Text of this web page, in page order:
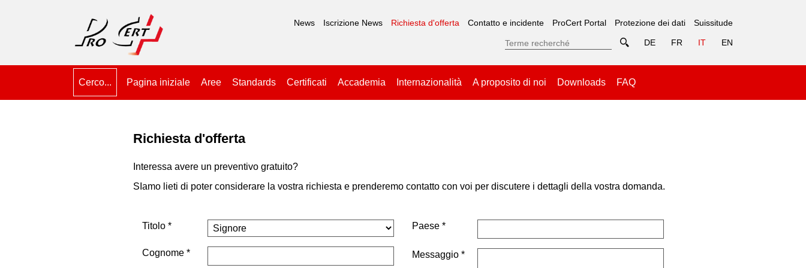
News Iscrizione News Richiesta d'offerta Contatto e incidente ProCert Portal Protezione dei dati Suissitude
DE FR IT EN
Cerco... Pagina iniziale Aree Standards Certificati Accademia Internazionalità A proposito di noi Downloads FAQ
Richiesta d'offerta
Interessa avere un preventivo gratuito?
SIamo lieti di poter considerare la vostra richiesta e prenderemo contatto con voi per discutere i dettagli della vostra domanda.
Titolo
Cognome
Paese
Messaggio